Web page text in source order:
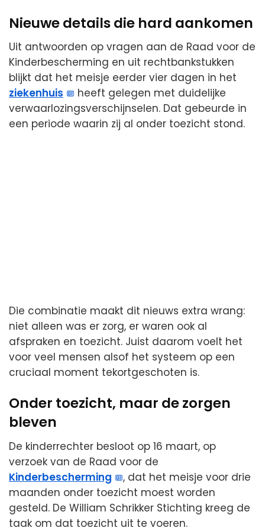
Nieuwe details die hard aankomen
Uit antwoorden op vragen aan de Raad voor de
Kinderbescherming en uit rechtbankstukken
blijkt dat het meisje eerder vier dagen in het
ziekenhuis
heeft gelegen met duidelijke
verwaarlozingsverschijnselen. Dat gebeurde in
een periode waarin zij al onder toezicht stond.
Die combinatie maakt dit nieuws extra wrang:
niet alleen was er zorg, er waren ook al
afspraken en toezicht. Juist daarom voelt het
voor veel mensen alsof het systeem op een
cruciaal moment tekortgeschoten is.
Onder toezicht, maar de zorgen
bleven
De kinderrechter besloot op 16 maart, op
verzoek van de Raad voor de
Kinderbescherming
, dat het meisje voor drie
maanden onder toezicht moest worden
gesteld. De William Schrikker Stichting kreeg de
taak om dat toezicht uit te voeren.